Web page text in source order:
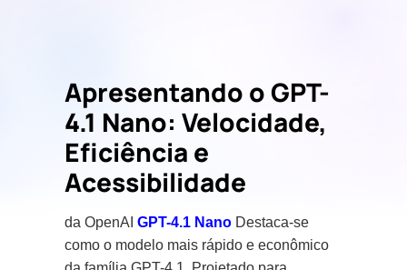
Apresentando o GPT-
4.1 Nano: Velocidade,
Eficiência e
Acessibilidade
da OpenAIGPT-4.1 Nano Destaca-se
como o modelo mais rápido e econômico